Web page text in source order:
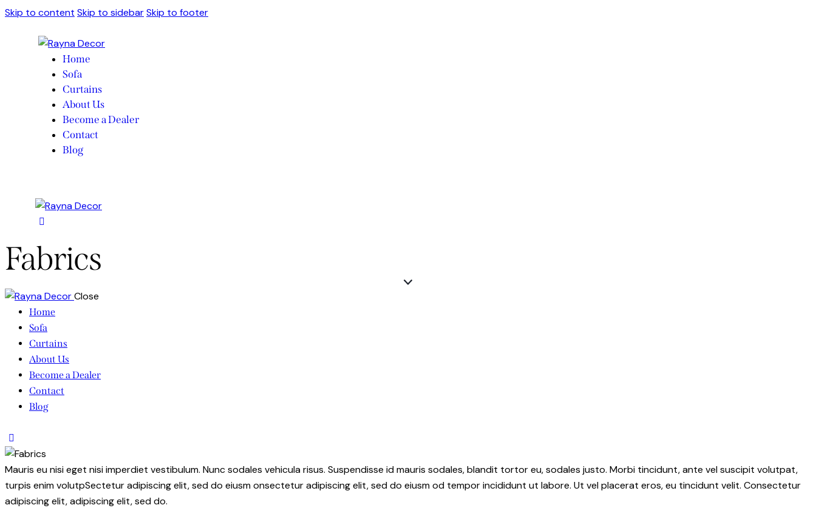
Skip to content Skip to sidebarSkip to footer
Home
Sofa
Curtains
About Us
Become a Dealer
Contact
Blog
Fabrics
Close
Home
Sofa
Curtains
About Us
Become a Dealer
Contact
Blog
facebook-
1
twitter-
x
new
Mauris eu nisi eget nisi imperdiet vestibulum. Nunc sodales vehicula risus. Suspendisse id mauris sodales, blandit tortor eu, sodales justo. Morbi tincidunt, ante vel suscipit volutpat,
turpis enim volutpSectetur adipiscing elit, sed do eiusm onsectetur adipiscing elit, sed do eiusm od tempor incididunt ut labore. Ut vel placerat eros, eu tincidunt velit. Consectetur
adipiscing elit, adipiscing elit, sed do.